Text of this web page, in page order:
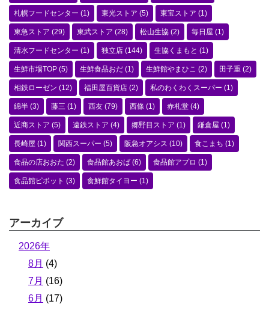
札幌フードセンター (1) 東光ストア (5) 東宝ストア (1)
東急ストア (29) 東武ストア (28) 松山生協 (2) 毎日屋 (1)
清水フードセンター (1) 独立店 (144) 生協くまもと (1)
生鮮市場TOP (5) 生鮮食品おだ (1) 生鮮館やまひこ (2) 田子重 (2)
相鉄ローゼン (12) 福田屋百貨店 (2) 私のわくわくスーパー (1)
綿半 (3) 藤三 (1) 西友 (79) 西條 (1) 赤札堂 (4)
近商ストア (5) 遠鉄ストア (4) 郷野目ストア (1) 鎌倉屋 (1)
長崎屋 (1) 関西スーパー (5) 阪急オアシス (10) 食こまち (1)
食品の店おおた (2) 食品館あおば (6) 食品館アプロ (1)
食品館ピボット (3) 食鮮館タイヨー (1)
アーカイブ
2026年
8月 (4)
7月 (16)
6月 (17)